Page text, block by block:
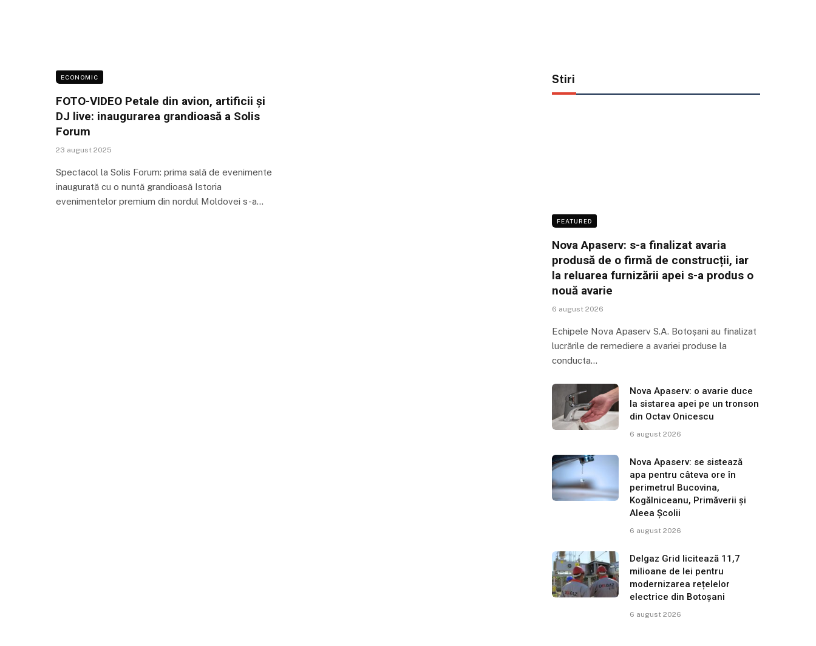
ECONOMIC
FOTO-VIDEO Petale din avion, artificii și
DJ live: inaugurarea grandioasă a Solis
Forum
23 august 2025
Spectacol la Solis Forum: prima sală de evenimente
inaugurată cu o nuntă grandioasă Istoria
evenimentelor premium din nordul Moldovei s-a…
Stiri
FEATURED
Nova Apaserv: s-a finalizat avaria
produsă de o firmă de construcții, iar
la reluarea furnizării apei s-a produs o
nouă avarie
6 august 2026
Echipele Nova Apaserv S.A. Botoșani au finalizat
lucrările de remediere a avariei produse la
conducta…
Nova Apaserv: o avarie duce
la sistarea apei pe un tronson
din Octav Onicescu
6 august 2026
Nova Apaserv: se sistează
apa pentru câteva ore în
perimetrul Bucovina,
Kogălniceanu, Primăverii și
Aleea Școlii
6 august 2026
Delgaz Grid licitează 11,7
milioane de lei pentru
modernizarea rețelelor
electrice din Botoșani
6 august 2026